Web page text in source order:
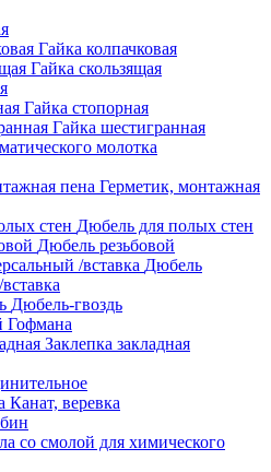
Гайка колпачковая
Гайка скользящая
Гайка стопорная
Гайка шестигранная
молотка
Герметик, монтажная
Дюбель для полых стен
Дюбель резьбовой
Дюбель
Дюбель-гвоздь
Гофмана
Заклепка закладная
Канат, веревка
со смолой для химического